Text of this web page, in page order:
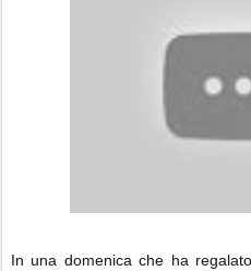
In una domenica che ha